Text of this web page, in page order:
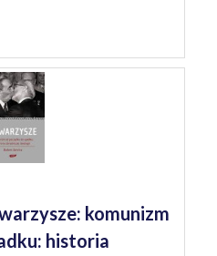
komunizm
historia